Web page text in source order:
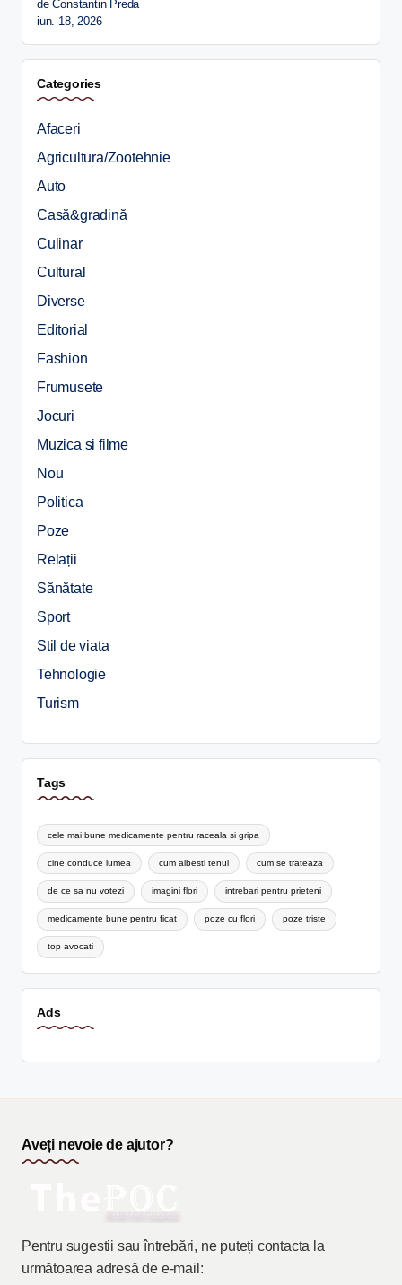
de Constantin Preda
iun. 18, 2026
Categories
Afaceri
Agricultura/Zootehnie
Auto
Casă&gradină
Culinar
Cultural
Diverse
Editorial
Fashion
Frumusete
Jocuri
Muzica si filme
Nou
Politica
Poze
Relații
Sănătate
Sport
Stil de viata
Tehnologie
Turism
Tags
cele mai bune medicamente pentru raceala si gripa
cine conduce lumea cum albesti tenul cum se trateaza
de ce sa nu votezi imagini flori intrebari pentru prieteni
medicamente bune pentru ficat poze cu flori poze triste
top avocati
Ads
Aveți nevoie de ajutor?
Pentru sugestii sau întrebări, ne puteți contacta la
următoarea adresă de e-mail: